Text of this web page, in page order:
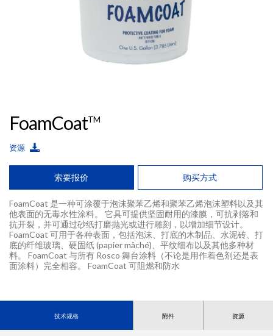
FoamCoatTM
资源
索要报价 购买方式
FoamCoat 是一种可涂覆于泡沫聚苯乙烯和聚苯乙烯泡沫塑料以及其
他表面的无毒水性涂料。 它具可提供坚固耐用的漆膜，可抗剥落和
抗开裂，并可通过砂纸打磨抛光或进行雕刻，以增加细节设计。
FoamCoat 可用于各种表面，包括泡沫、打底的木制品、水泥砖、打
底的纤维玻璃、硬固纸 (papier mâché)、平纹细布以及其他多种材
料。 FoamCoat 与所有 Rosco 舞台涂料（不论是用作着色剂还是表
面涂料）完全相容。 FoamCoat 可阻燃和防水
技术规格 附件 资源